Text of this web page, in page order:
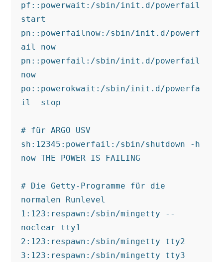
pf::powerwait:/sbin/init.d/powerfail
start
pn::powerfailnow:/sbin/init.d/powerf
ail now
pn::powerfail:/sbin/init.d/powerfail
now
po::powerokwait:/sbin/init.d/powerfa
il  stop
# für ARGO USV
sh:12345:powerfail:/sbin/shutdown -h
now THE POWER IS FAILING
# Die Getty-Programme für die
normalen Runlevel
1:123:respawn:/sbin/mingetty --
noclear tty1
2:123:respawn:/sbin/mingetty tty2
3:123:respawn:/sbin/mingetty tty3